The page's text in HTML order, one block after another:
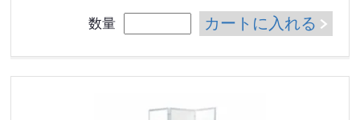
数量 カートに入れる